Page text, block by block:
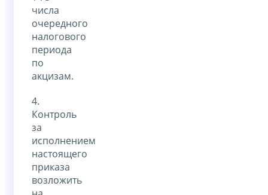
числа
очередного
налогового
периода
по
акцизам.
4.
Контроль
за
исполнением
настоящего
приказа
возложить